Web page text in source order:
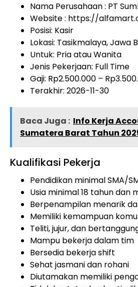
Nama Perusahaan : PT
Website : https://
Posisi: Kasir
Lokasi: Tasikmalaya, Jawa
Untuk: Pria atau Wanita
Jenis Pekerjaan: Full Time
Gaji: Rp2.500.000 – Rp
Terakhir: 2026-11-30
Baca Juga : Info Kerja
Sumatera Barat Tahun
Kualifikasi Pekerja
Pendidikan minimal SMA/
Usia minimal 18 tahun dan
Berpenampilan menarik
Memiliki kemampuan
Teliti, jujur, dan
Mampu bekerja dalam tim
Bersedia bekerja shift
Sehat jasmani dan rohani
Diutamakan memiliki